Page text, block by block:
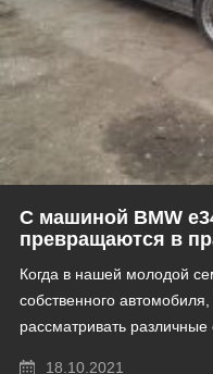
С машиной BMW
превращаются в
Когда в нашей молодой
собственного
рассматривать
18.10.2021